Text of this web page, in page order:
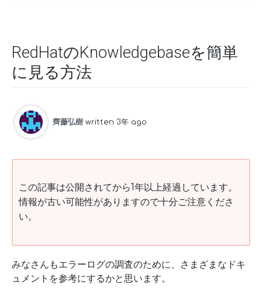
RedHatのKnowledgebaseを簡単
に見る方法
齊藤弘樹 written 3年 ago
この記事は公開されてから1年以上経過しています。
情報が古い可能性がありますので十分ご注意くださ
い。
みなさんもエラーログの調査のために、さまざまなドキ
ュメントを参考にするかと思います。